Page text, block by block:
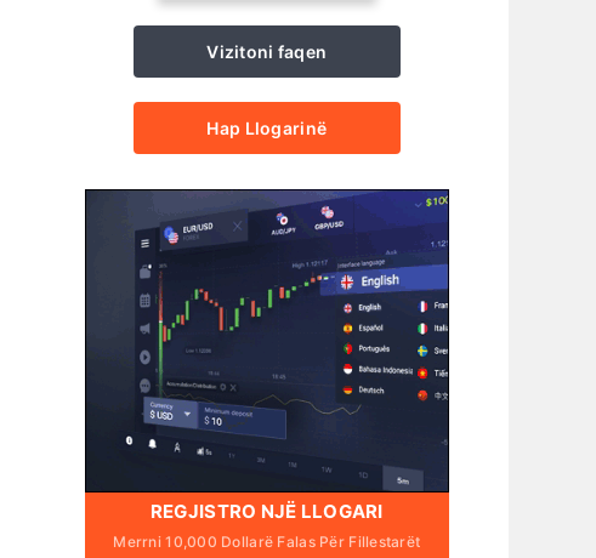
Vizitoni faqen
Hap Llogarinë
REGJISTRO NJË LLOGARI
Merrni 10,000 Dollarë Falas Për Fillestarët